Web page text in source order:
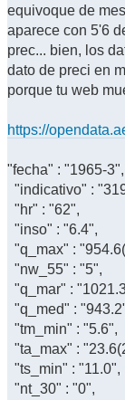
equivoque de
aparece con 5'6
prec... bien, los
dato de preci en
porque tu web
https://
"fecha" : "1965-3",
"indicativo" :
"hr" : "62",
"inso" : "6.4",
"q_max" :
"nw_55" : "5",
"q_mar" :
"q_med" :
"tm_min" : "5.6",
"ta_max" :
"ts_min" : "11.0",
"nt_30" : "0",